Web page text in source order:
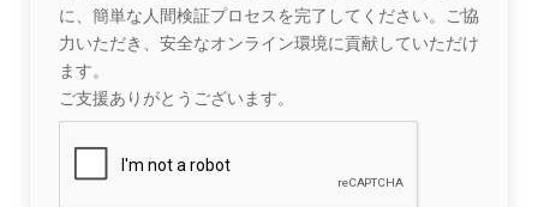
に、簡単な人間検証プロセスを完了してください。ご協
力いただき、安全なオンライン環境に貢献していただけ
ます。
ご支援ありがとうございます。